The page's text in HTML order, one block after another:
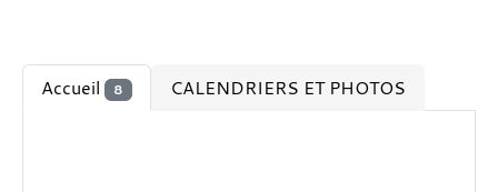
Accueil 8 CALENDRIERS ET PHOTOS